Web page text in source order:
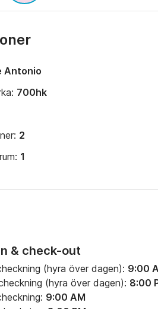
Antonio
700hk
2
1
& check-out
(hyra över dagen): 9:00
(hyra över dagen): 8:00
9:00 AM